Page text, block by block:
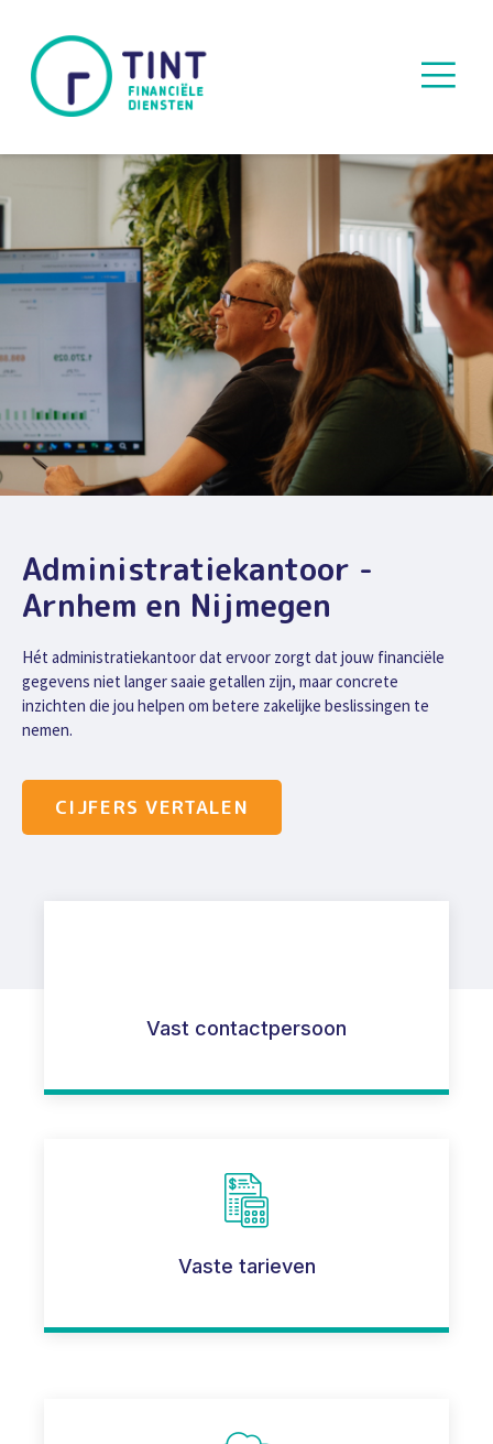
Administratiekantoor -
Arnhem en Nijmegen
Hét administratiekantoor dat ervoor zorgt dat jouw financiële
gegevens niet langer saaie getallen zijn, maar concrete
inzichten die jou helpen om betere zakelijke beslissingen te
nemen.
CIJFERS VERTALEN
Vast contactpersoon
Vaste tarieven